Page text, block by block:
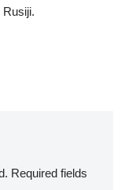
Required fields